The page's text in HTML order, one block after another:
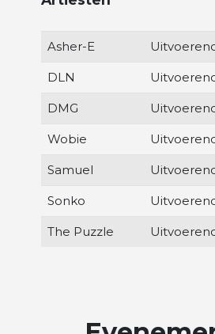
Asher-E
DLN
DMG
Wobie
Samuel
Sonko
The Puzzle